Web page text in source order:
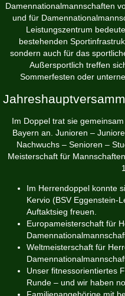
Damennationalmannschaften
und für
Leistungszentrum
bestehenden
sondern auch für das
Außersportlich treffen
Sommerfesten oder
Im Doppel trat sie
Bayern an. Junioren –
Nachwuchs – Senioren –
Meisterschaft für
Im Herrendoppel konnte
Kervio (BSV Eggenstein-
Auftaktsieg freuen.
Europameisterschaft für
Weltmeisterschaft für
Unser fitnessorientiertes
Runde – und wir haben